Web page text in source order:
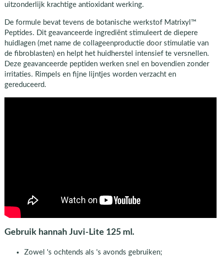
uitzonderlijk krachtige antioxidant werking.
De formule bevat tevens de botanische werkstof Matrixyl™
Peptides. Dit geavanceerde ingrediënt stimuleert de diepere
huidlagen (met name de collageenproductie door stimulatie van
de fibroblasten) en helpt het huidherstel intensief te versnellen.
Deze geavanceerde peptiden werken snel en bovendien zonder
irritaties. Rimpels en fijne lijntjes worden verzacht en
gereduceerd.
Gebruik hannah Juvi-Lite 125 ml.
Zowel 's ochtends als 's avonds gebruiken;